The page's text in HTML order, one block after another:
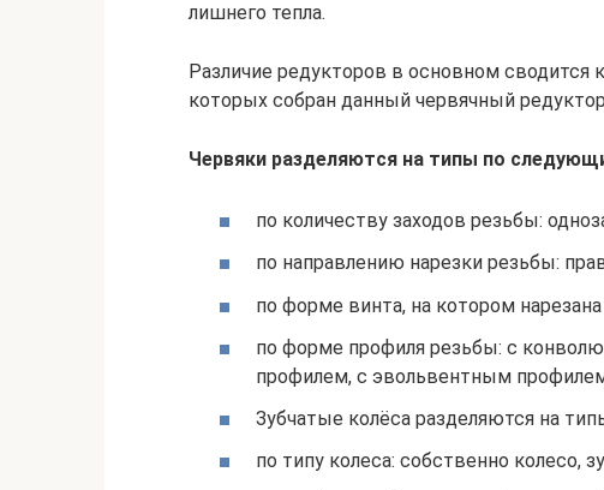
лишнего тепла.
Различие редукторов в основном сводится
которых собран данный червячный
Червяки разделяются на типы по
по количеству заходов резьбы:
по направлению нарезки резьбы:
по форме винта, на котором
по форме профиля резьбы: с
профилем, с эвольвентным
Зубчатые колёса разделяются на
по типу колеса: собственно